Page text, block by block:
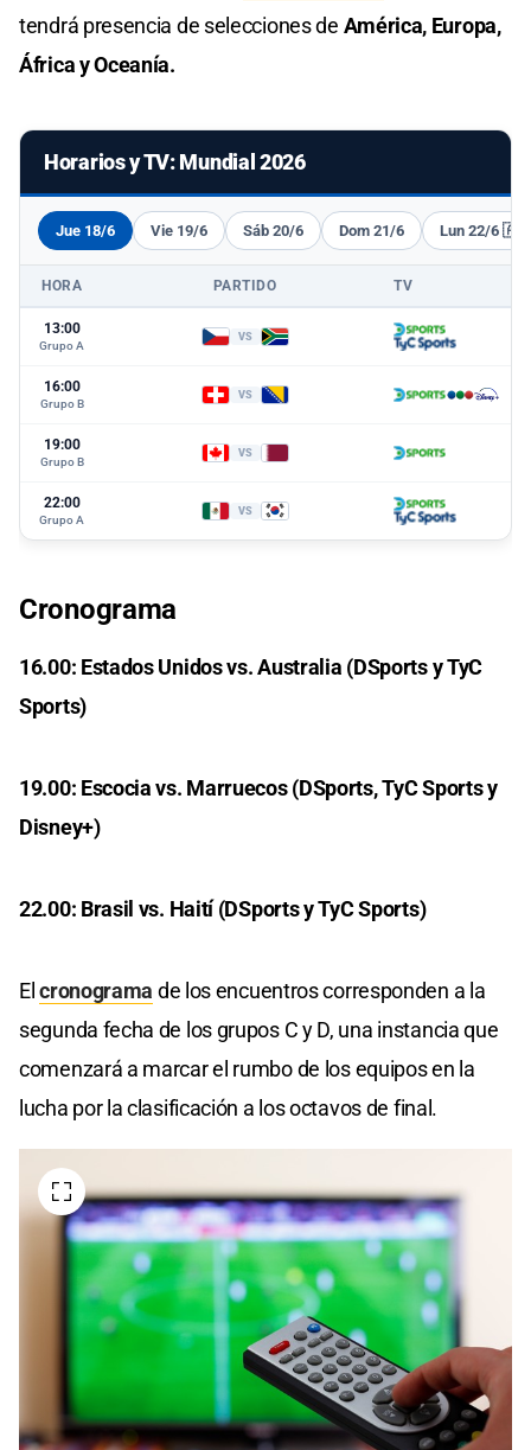
tendrá presencia de selecciones de América, Europa,
África y Oceanía.
Horarios y TV: Mundial 2026
Jue 18/6 Vie 19/6 Sáb 20/6 Dom 21/6 Lun 22/6
HORA PARTIDO TV
13:00
Grupo A
VS
16:00
Grupo B
VS
19:00
Grupo B
VS
22:00
Grupo A
VS
Cronograma
16.00: Estados Unidos vs. Australia (DSports y TyC
Sports)
19.00: Escocia vs. Marruecos (DSports, TyC Sports y
Disney+)
22.00: Brasil vs. Haití (DSports y TyC Sports)
Elcronograma de los encuentros corresponden a la
segunda fecha de los grupos C y D, una instancia que
comenzará a marcar el rumbo de los equipos en la
lucha por la clasificación a los octavos de final.